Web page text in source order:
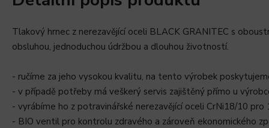
Tlakový hrnec z nerezavějící oceli BLACK GRANITEC s
obsluhou, jednoduchou údržbou a dlouhou životností.
- ručíme za jeho vysokou kvalitu, na tento výrobek
- v případě potřeby má veškerý servis zajištěný přímo u
- vyrábíme ho z potravinářské nerezavějící oceli CrNi18/10
- BIO ventil pro kontrolu zdravého a zároveň ekonomického